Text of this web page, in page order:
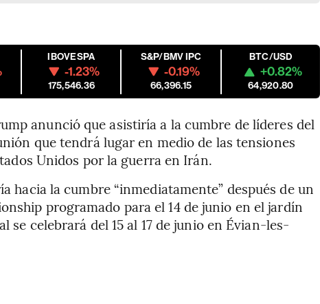
IBOVESPA
-1.23%
175,546.36
S&P/BMV IPC
-0.19%
66,396.15
BTC/USD
+0.82%
64,920.80
anunció que asistiría a la cumbre de líderes del
que tendrá lugar en medio de las tensiones
Unidos por la guerra en Irán.
hacia la cumbre “inmediatamente” después de un
programado para el 14 de junio en el jardín
se celebrará del 15 al 17 de junio en Évian-les-